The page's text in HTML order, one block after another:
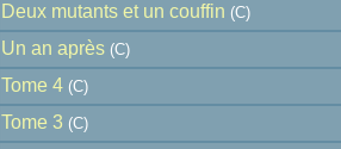
Deux mutants et un couffin (C)
Un an après (C)
Tome 4 (C)
Tome 3 (C)